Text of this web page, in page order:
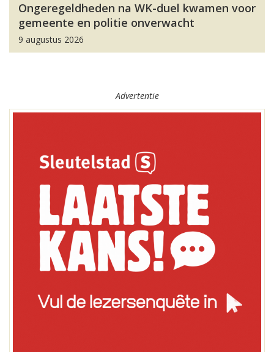
Ongeregeldheden na WK-duel kwamen voor
gemeente en politie onverwacht
9 augustus 2026
Advertentie